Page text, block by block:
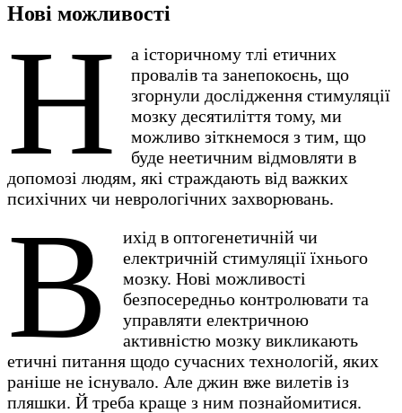
Нові можливості
Н
а історичному тлі етичних
провалів та занепокоєнь, що
згорнули дослідження стимуляції
мозку десятиліття тому, ми
можливо зіткнемося з тим, що
буде неетичним відмовляти в
допомозі людям, які страждають від важких
психічних чи неврологічних захворювань.
В
ихід в оптогенетичній чи
електричній стимуляції їхнього
мозку. Нові можливості
безпосередньо контролювати та
управляти електричною
активністю мозку викликають
етичні питання щодо сучасних технологій, яких
раніше не існувало. Але джин вже вилетів із
пляшки. Й треба краще з ним познайомитися.